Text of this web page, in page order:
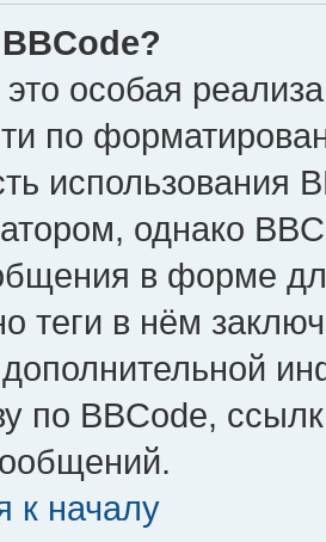
особая
по
использования
однако
в форме
теги в нём
по BBCode,
к началу